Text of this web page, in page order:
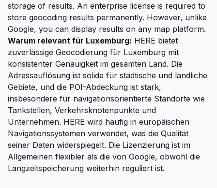
storage of results. An enterprise license is required to
store geocoding results permanently. However, unlike
Google, you can display results on any map platform.
Warum relevant für Luxemburg: HERE bietet
zuverlässige Geocodierung für Luxemburg mit
konsistenter Genauigkeit im gesamten Land. Die
Adressauflösung ist solide für städtische und ländliche
Gebiete, und die POI-Abdeckung ist stark,
insbesondere für navigationsorientierte Standorte wie
Tankstellen, Verkehrsknotenpunkte und
Unternehmen. HERE wird häufig in europäischen
Navigationssystemen verwendet, was die Qualität
seiner Daten widerspiegelt. Die Lizenzierung ist im
Allgemeinen flexibler als die von Google, obwohl die
Langzeitspeicherung weiterhin reguliert ist.